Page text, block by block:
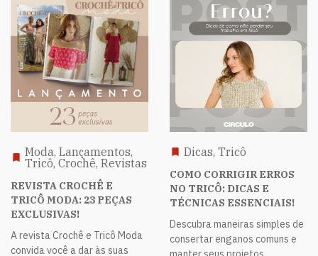
Moda, Lançamentos,
Tricô, Crochê, Revistas
REVISTA CROCHÊ E
TRICÔ MODA: 23 PEÇAS
EXCLUSIVAS!
A revista Crochê e Tricô Moda
convida você a dar às suas
Dicas, Tricô
COMO CORRIGIR ERROS
NO TRICÔ: DICAS E
TÉCNICAS ESSENCIAIS!
Descubra maneiras simples de
consertar enganos comuns e